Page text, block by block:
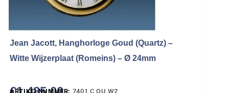
Jean Jacott, Hanghorloge Goud (Quartz) –
Witte Wijzerplaat (Romeins) – Ø 24mm
ARTIKELNUMMER: 7401 C QU W2